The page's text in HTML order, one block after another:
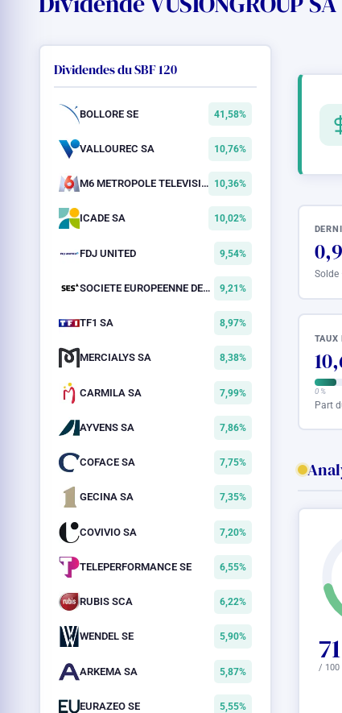
Dividendes du SBF 120
BOLLORE SE 41,58%
VALLOUREC SA 10,76%
M6 METROPOLE TELEVISION SA 10,36%
ICADE SA 10,02%
FDJ UNITED 9,54%
SOCIETE EUROPEENNE DES SATELLITES SA 9,21%
TF1 SA 8,97%
MERCIALYS SA 8,38%
CARMILA SA 7,99%
AYVENS SA 7,86%
COFACE SA 7,75%
GECINA SA 7,35%
COVIVIO SA 7,20%
TELEPERFORMANCE SE 6,55%
RUBIS SCA 6,22%
WENDEL SE 5,90%
ARKEMA SA 5,87%
EURAZEO SE 5,55%
Solde
TAUX
0 %
Part
71
/ 100